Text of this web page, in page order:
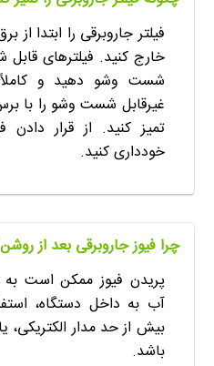
فیلتر جاروبرقی را ابتدا
خارج کنید. فیلترهای
شست وشو دهید و
غیرقابل شست وشو را با
تمیز کنید. از قرار دادن
خودداری کنید.
چرا فیوز جاروبرقی بعد از
پریدن فیوز ممکن است به
آب به داخل دستگاه،
بیش از حد مدار
باشد.